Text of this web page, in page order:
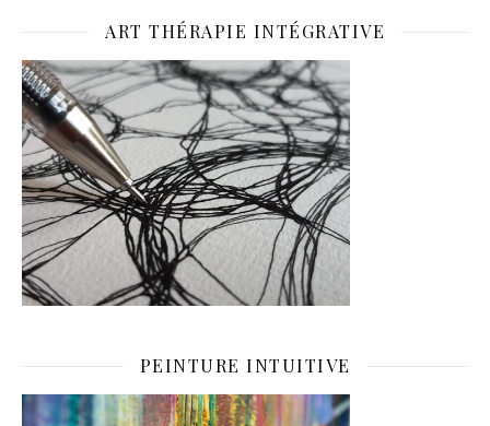
ART THÉRAPIE INTÉGRATIVE
PEINTURE INTUITIVE